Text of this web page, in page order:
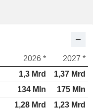
2026 *
2027 *
1,3 Mrd
1,37 Mrd
134 Mln
175 Mln
1,28 Mrd 1,23 Mrd